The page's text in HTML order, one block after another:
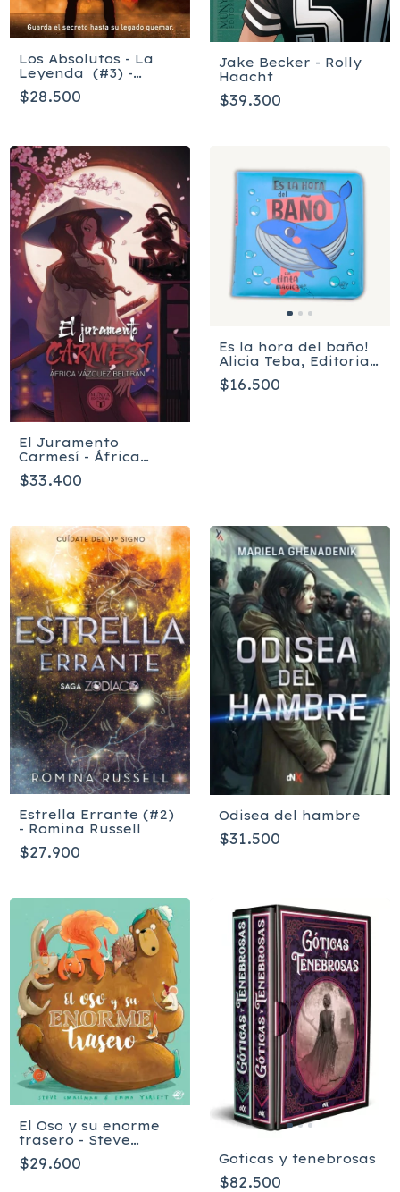
Los Absolutos - La
Leyenda (#3) -
Hermanas
Greemwood
$28.500
Jake Becker - Rolly
Haacht
$39.300
El Juramento
Carmesí - África
Vázquez Beltrán
$33.400
Es la hora del baño!
Alicia Teba, Editorial
El Pirata
$16.500
Estrella Errante (#2)
- Romina Russell
$27.900
Odisea del hambre
$31.500
El Oso y su enorme
trasero - Steve
Smallman
$29.600 Goticas y tenebrosas
$82.500